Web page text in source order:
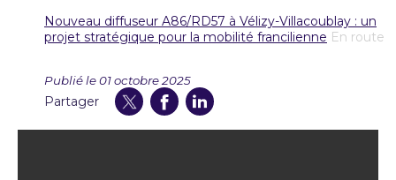
Nouveau diffuseur A86/RD57 à Vélizy-Villacoublay : un
projet stratégique pour la mobilité francilienne En route
Publié le 01 octobre 2025
Partager